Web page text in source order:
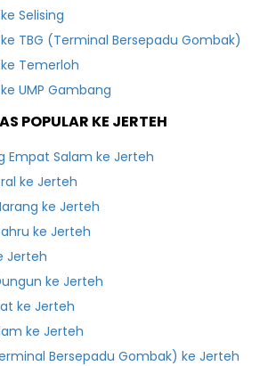
Selising
TBG (Terminal Bersepadu Gombak)
Temerloh
UMP Gambang
POPULAR KE JERTEH
Empat Salam ke Jerteh
ke Jerteh
ke Jerteh
ke Jerteh
Jerteh
ke Jerteh
ke Jerteh
ke Jerteh
Bersepadu Gombak) ke Jerteh